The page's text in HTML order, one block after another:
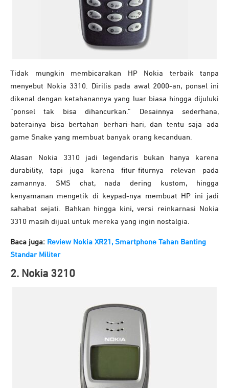
Tidak mungkin membicarakan HP Nokia terbaik tanpa
menyebut Nokia 3310. Dirilis pada awal 2000-an, ponsel ini
dikenal dengan ketahanannya yang luar biasa hingga dijuluki
“ponsel tak bisa dihancurkan.” Desainnya sederhana,
baterainya bisa bertahan berhari-hari, dan tentu saja ada
game Snake yang membuat banyak orang kecanduan.
Alasan Nokia 3310 jadi legendaris bukan hanya karena
durability, tapi juga karena fitur-fiturnya relevan pada
zamannya. SMS chat, nada dering kustom, hingga
kenyamanan mengetik di keypad-nya membuat HP ini jadi
sahabat sejati. Bahkan hingga kini, versi reinkarnasi Nokia
3310 masih dijual untuk mereka yang ingin nostalgia.
Baca juga: Review Nokia XR21, Smartphone Tahan Banting
Standar Militer
2. Nokia 3210